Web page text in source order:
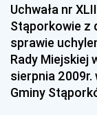
Budownictwa
Dziennik
Żeglugi
Dziennik
Uchwała nr
Stąporkowie z
sprawie
Rady Miejskiej
sierpnia
Gminy